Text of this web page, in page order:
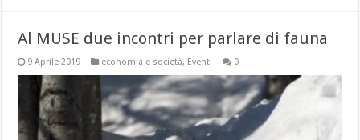
Al MUSE due incontri per parlare di fauna
9 Aprile 2019 economia e società, Eventi 0